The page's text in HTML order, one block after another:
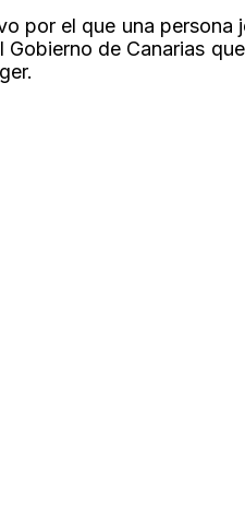
por el que una persona
de Canarias